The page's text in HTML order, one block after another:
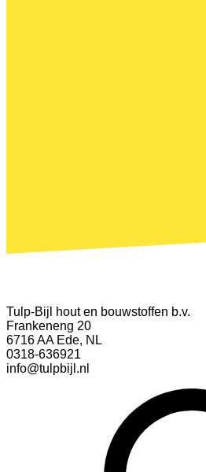
Tulp-Bijl hout en bouwstoffen b.v.
Frankeneng 20
6716 AA Ede, NL
0318-636921
info@tulpbijl.nl